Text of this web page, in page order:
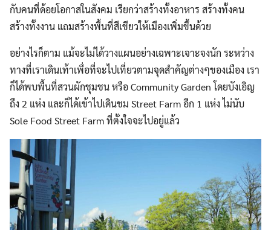
กับคนที่ด้อยโอกาสในสังคม เรียกว่าสร้างทั้งอาหาร สร้างทั้งคน
สร้างทั้งงาน แถมสร้างพื้นที่สีเขียวให้เมืองเพิ่มขึ้นด้วย
อย่างไรก็ตาม แม้จะไม่ได้วางแผนอย่างเฉพาะเจาะจงนัก ระหว่าง
ทางที่เราเดินเท้าเพื่อที่จะไปเที่ยวตามจุดสำคัญต่างๆของเมือง เรา
ก็ได้พบพื้นที่สวนผักชุมชน หรือ Community Garden โดยบังเอิญ
ถึง 2 แห่ง และก็ได้เข้าไปเดินชม Street Farm อีก 1 แห่ง ไม่นับ
Sole Food Street Farm ที่ตั้งใจจะไปอยู่แล้ว